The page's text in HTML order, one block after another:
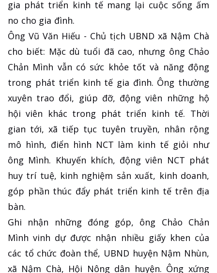
gia phát triển kinh tế mang lại cuộc sống ấm
no cho gia đình.
Ông Vũ Văn Hiếu - Chủ tịch UBND xã Nậm Chà
cho biết: Mặc dù tuổi đã cao, nhưng ông Chảo
Chản Mình vẫn có sức khỏe tốt và năng động
trong phát triển kinh tế gia đình. Ông thường
xuyên trao đổi, giúp đỡ, động viên những hộ
hội viên khác trong phát triển kinh tế. Thời
gian tới, xã tiếp tục tuyên truyền, nhân rộng
mô hình, điển hình NCT làm kinh tế giỏi như
ông Mình. Khuyến khích, động viên NCT phát
huy trí tuệ, kinh nghiệm sản xuất, kinh doanh,
góp phần thúc đẩy phát triển kinh tế trên địa
bàn.
Ghi nhận những đóng góp, ông Chảo Chản
Mình vinh dự được nhận nhiều giấy khen của
các tổ chức đoàn thể, UBND huyện Nậm Nhùn,
xã Nậm Chà, Hội Nông dân huyện. Ông xứng